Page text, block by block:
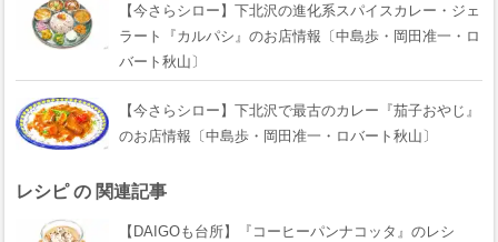
【今さらシロー】下北沢の進化系スパイスカレー・ジェ
ラート『カルパシ』のお店情報〔中島歩・岡田准一・ロ
バート秋山〕
【今さらシロー】下北沢で最古のカレー『茄子おやじ』
のお店情報〔中島歩・岡田准一・ロバート秋山〕
レシピ の 関連記事
【DAIGOも台所】『コーヒーパンナコッタ』のレシ